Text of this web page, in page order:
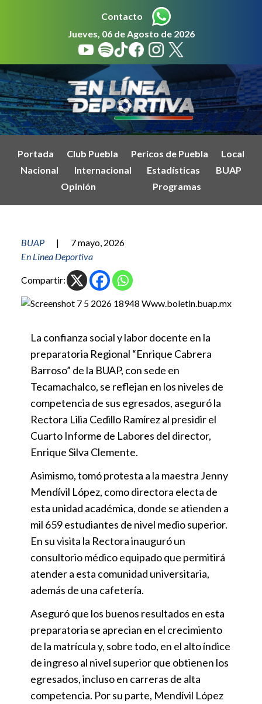
Contacto
Jueves, 06 de Agosto de 2026
Portada Club Puebla Pericos de Puebla
Local
Nacional
Internacional Estadísticas
BUAP
Opinión
Programas
BUAP |
7 mayo, 2026
En Linea Deportiva
Compartir:
La confianza social y labor docente en la
preparatoria Regional “Enrique Cabrera
Barroso” de la BUAP, con sede en
Tecamachalco, se reflejan en los niveles de
competencia de sus egresados, aseguró la
Rectora Lilia Cedillo Ramírez al presidir el
Cuarto Informe de Labores del director,
Enrique Silva Clemente.
Asimismo, tomó protesta a la maestra Jenny
Mendívil López, como directora electa de
esta unidad académica, donde se atienden a
mil 659 estudiantes de nivel medio superior.
En su visita la Rectora inauguró un
consultorio médico equipado que permitirá
atender a esta comunidad universitaria,
además de una cafetería.
Aseguró que los buenos resultados en esta
preparatoria se aprecian en el crecimiento
de la matrícula y, sobre todo, en el alto índice
de ingreso al nivel superior que obtienen los
egresados, incluso en carreras de alta
competencia. Por su parte, Mendívil López